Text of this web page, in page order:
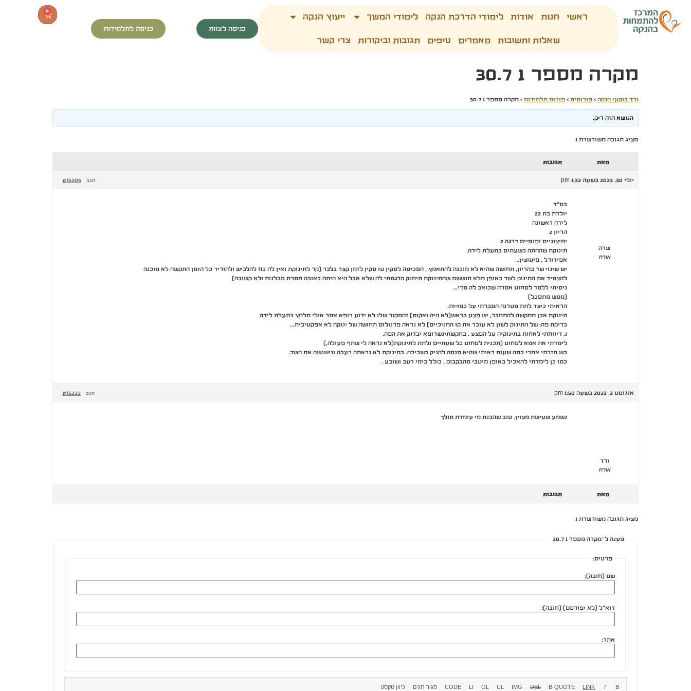
ראשי חנות אודות לימודי הדרכת הנקה לימודי המשך ייעוץ הנקה
שאלות ותשובות מאמרים טיפים תגובות וביקורות צרי קשר
כניסה לצוות כניסה לתלמידות
0
מקרה מספר 1 30.7
ורד בוקעי הנקה › פורומים › פורום תלמידות › מקרה מספר 1 30.7
הנושא הזה ריק.
מציג תגובה משורשרת 1
מאת תגובות
יולי 30, 2023 בשעה 1:32 pm #15205 הגב
שרה
אורח
בס"ד
יולדת בת 22
לידה ראשונה
הריון 2
יחיצוניים ופנמיים דרגה 2
תינוקת שההתה כשעתים בתעלת לידה.
אפידורל , פיטוצין..
יש שינוי שד בהריון, תחושה שהיא לא מוכנה להתאמץ , הסכימה לסקין טו סקין לזמן קצר בלבד (קר לתינוקת ואין לה כח להלביש ולהוריד כל הזמן התקשה לא מוכנה
להצמיד את התינוק לשד באופן מלא חוששת שהתינוקת תיחנק הדגמתי לה שלא אבל היא היתה כאובה חסרת סבלנות ולא קשובה)
ניסיתי ללמד לסחוט אמרה שכואב לה מדי…
(ממש מתסכל)
הראיתי כיצד לתת מטרנה הסברתי על כמויות.
תינוקת אכן מתקשה להתחבר, יש פצע בראש(לא היה ואקום) זהמקור שלו לא ידוע רופא אמר אולי מלחץ בתעלת לידה
בדיקת פה: של התינוק לשון לא עובר את קו החניכיים) לא נראה פרנולום תחושה של ינוקה לא אפקטיבית…
1. דיווחתי לאחות בתינוקיה על הפצע , בחקשתינשרופא יבדוק את הפה.
לימדתי את אמא לסחוט (תכנית לסחוט כל שעתיים ולתת לתינוקת(לא נראה לי שתף פעולה,)
כש חזרתי אחרי כמה שעות ראיתי שהיא מנסה להניק בשכיבה. בתינוקת לא נראתה רעבה ונישנשה את השד.
כמו כן לימדתי להאכיל באופן מיטבי מהבקבוק , כולל בימי רעב ושובע .
אוגוסט 3, 2023 בשעה 1:50 pm #15222 הגב
ורד
אורח
נשמע שעישת מצוין. טוב שהבנת מי עומדת מולך
מאת תגובות
מציג תגובה משורשרת 1
מענה ל־מקרה מספר 1 30.7
פרטים:
שם (חובה):
דוא"ל (לא יפורסם) (חובה):
אתר: